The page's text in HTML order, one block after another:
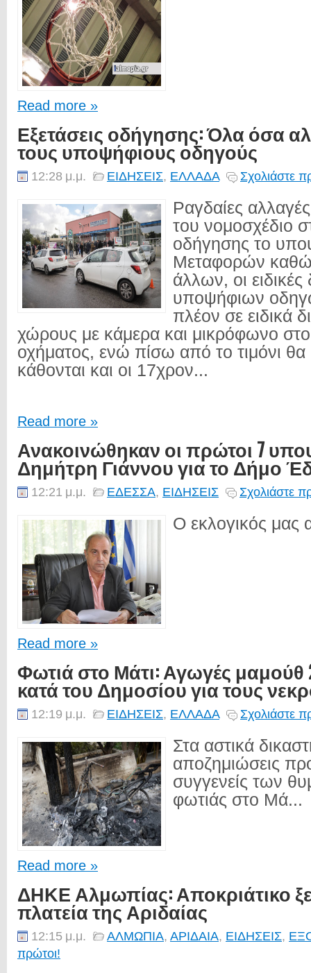
Read more »
Εξετάσεις οδήγησης: Όλα όσα
τους υποψήφιους οδηγούς
12:28 μ.μ. ΕΙΔΗΣΕΙΣ, ΕΛΛΑΔΑ Σχολιάστε
Ραγδαίες
του νομοσχέδιο
οδήγησης το
Μεταφορών
άλλων, οι
υποψήφιων
πλέον σε ειδικά
χώρους με κάμερα και μικρόφωνο
οχήματος, ενώ πίσω από το τιμόνι
κάθονται και οι 17χρον...
Read more »
Ανακοινώθηκαν οι πρώτοι 7
Δημήτρη Γιάννου για το Δήμο
12:21 μ.μ. ΕΔΕΣΣΑ, ΕΙΔΗΣΕΙΣ Σχολιάστε
Ο εκλογικός μας
Read more »
Φωτιά στο Μάτι: Αγωγές μαμούθ
κατά του Δημοσίου για τους
12:19 μ.μ. ΕΙΔΗΣΕΙΣ, ΕΛΛΑΔΑ Σχολιάστε
Στα αστικά
αποζημιώσεις
συγγενείς των
φωτιάς στο Μά...
Read more »
ΔΗΚΕ Αλμωπίας: Αποκριάτικο
πλατεία της Αριδαίας
12:15 μ.μ. ΑΛΜΩΠΙΑ, ΑΡΙΔΑΙΑ, ΕΙΔΗΣΕΙΣ,
πρώτοι!